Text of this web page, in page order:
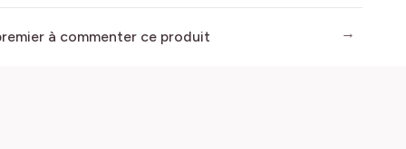
à commenter ce produit